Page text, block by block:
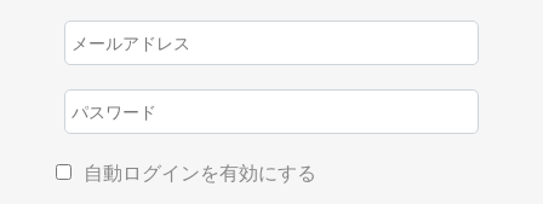
自動ログインを有効にする